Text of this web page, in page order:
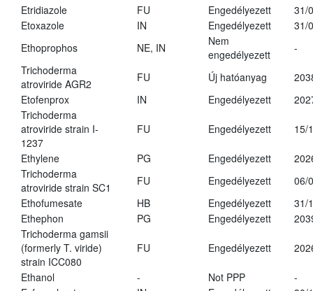
Etridiazole FU Engedélyezett
31/
Etoxazole
IN Engedélyezett
31/
Ethoprophos
NE, IN
Nem
engedélyezett
-
Trichoderma
atroviride AGR2
FU Új hatóanyag
Etofenprox
IN Engedélyezett
Trichoderma
atroviride strain I-
1237
FU Engedélyezett 15/
Ethylene PG Engedélyezett
Trichoderma
atroviride strain SC1
FU Engedélyezett
06/
Ethofumesate
HB Engedélyezett
31/
Ethephon
PG Engedélyezett
Trichoderma gamsii
(formerly T. viride)
strain ICC080
FU Engedélyezett
Ethanol - Not PPP
-